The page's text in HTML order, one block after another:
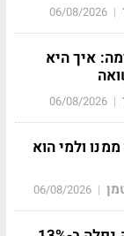
|
06/08/2026
איך היא
|
06/08/2026
ולמי הוא
|
06/08/2026